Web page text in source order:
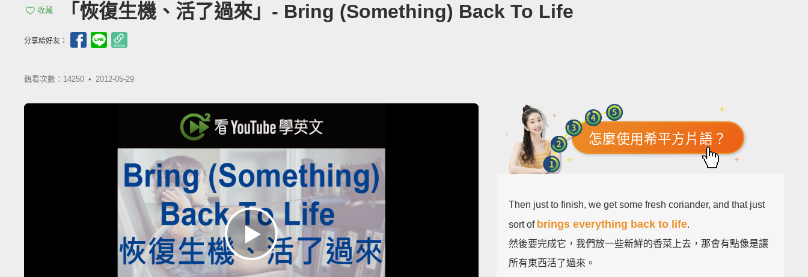
收藏 「恢復生機、活了過來」- Bring (Something) Back To Life
分享給好友：
觀看次數：14250 • 2012-05-29
怎麼使用希平方片語？
Then just to finish, we get some fresh coriander, and that just
sort of brings everything back to life.
然後要完成它，我們放一些新鮮的香菜上去，那會有點像是讓
所有東西活了過來。